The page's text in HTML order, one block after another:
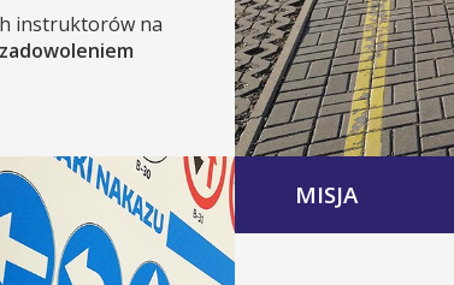
instruktorów na
zadowoleniem
MISJA